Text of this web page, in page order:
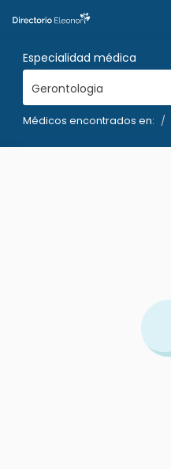
Especialidad médica
Gerontologia
Médicos encontrados en: